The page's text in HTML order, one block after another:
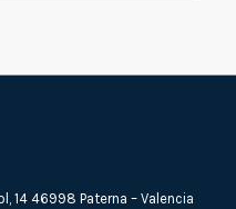
14 46998 Paterna – Valencia